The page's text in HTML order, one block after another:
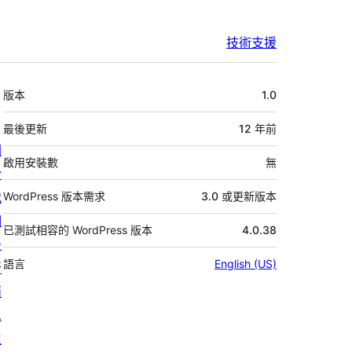
技術支援
中
繼
資
料
版本 1.0
最後更新 12 年前
啟用安裝數 無
WordPress 版本需求 3.0 或更新版本
已測試相容的 WordPress 版本 4.0.38
語言 English (US)